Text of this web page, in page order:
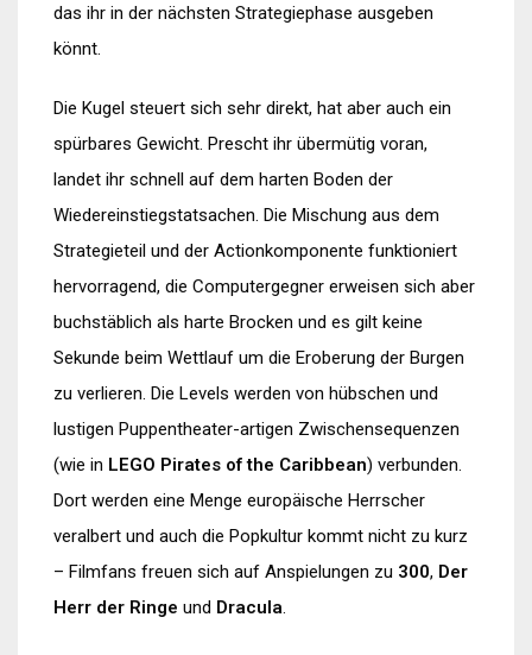
das ihr in der nächsten Strategiephase ausgeben
könnt.
Die Kugel steuert sich sehr direkt, hat aber auch ein
spürbares Gewicht. Prescht ihr übermütig voran,
landet ihr schnell auf dem harten Boden der
Wiedereinstiegstatsachen. Die Mischung aus dem
Strategieteil und der Actionkomponente funktioniert
hervorragend, die Computergegner erweisen sich aber
buchstäblich als harte Brocken und es gilt keine
Sekunde beim Wettlauf um die Eroberung der Burgen
zu verlieren. Die Levels werden von hübschen und
lustigen Puppentheater-artigen Zwischensequenzen
(wie in LEGO Pirates of the Caribbean) verbunden.
Dort werden eine Menge europäische Herrscher
veralbert und auch die Popkultur kommt nicht zu kurz
– Filmfans freuen sich auf Anspielungen zu 300, Der
Herr der Ringe und Dracula.